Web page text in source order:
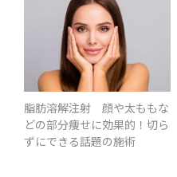
脂肪溶解注射 顔や太ももな
どの部分痩せに効果的！切ら
ずにできる話題の施術